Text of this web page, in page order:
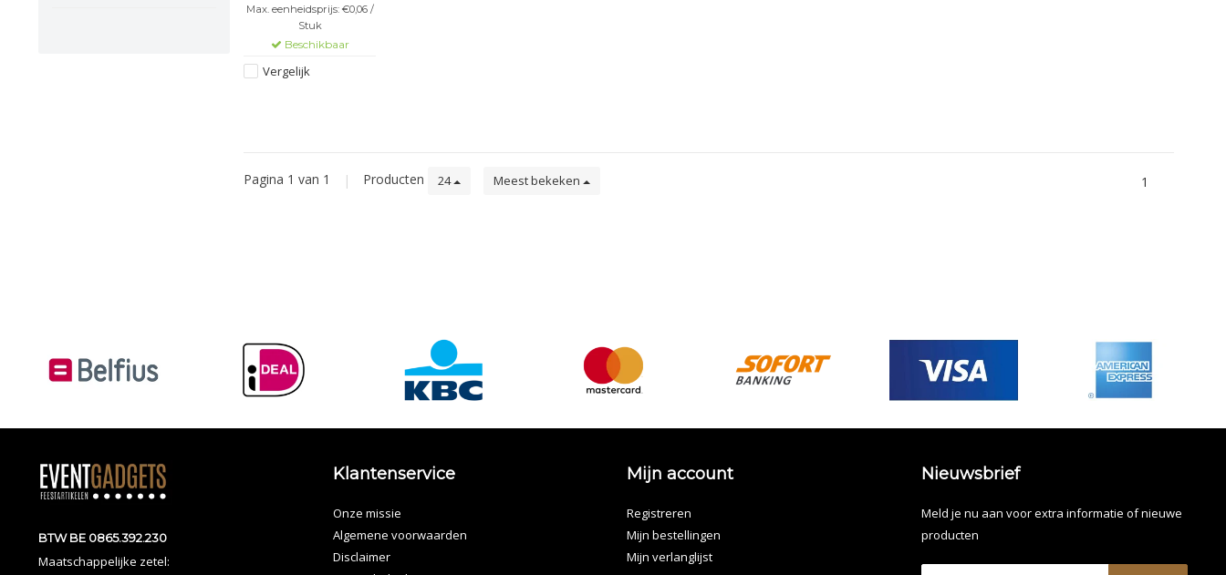
1000 stuks!
Max. eenheidsprijs: €0,06 /
Stuk
Beschikbaar
Vergelijk
Pagina 1 van 1 | Producten 24 Meest bekeken 1
BTW BE 0865.392.230
Maatschappelijke zetel:
Klantenservice
Onze missie
Algemene voorwaarden
Disclaimer
Mijn account
Registreren
Mijn bestellingen
Mijn verlanglijst
Nieuwsbrief
Meld je nu aan voor extra informatie of nieuwe
producten